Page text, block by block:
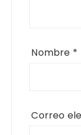
Nombre *
Correo